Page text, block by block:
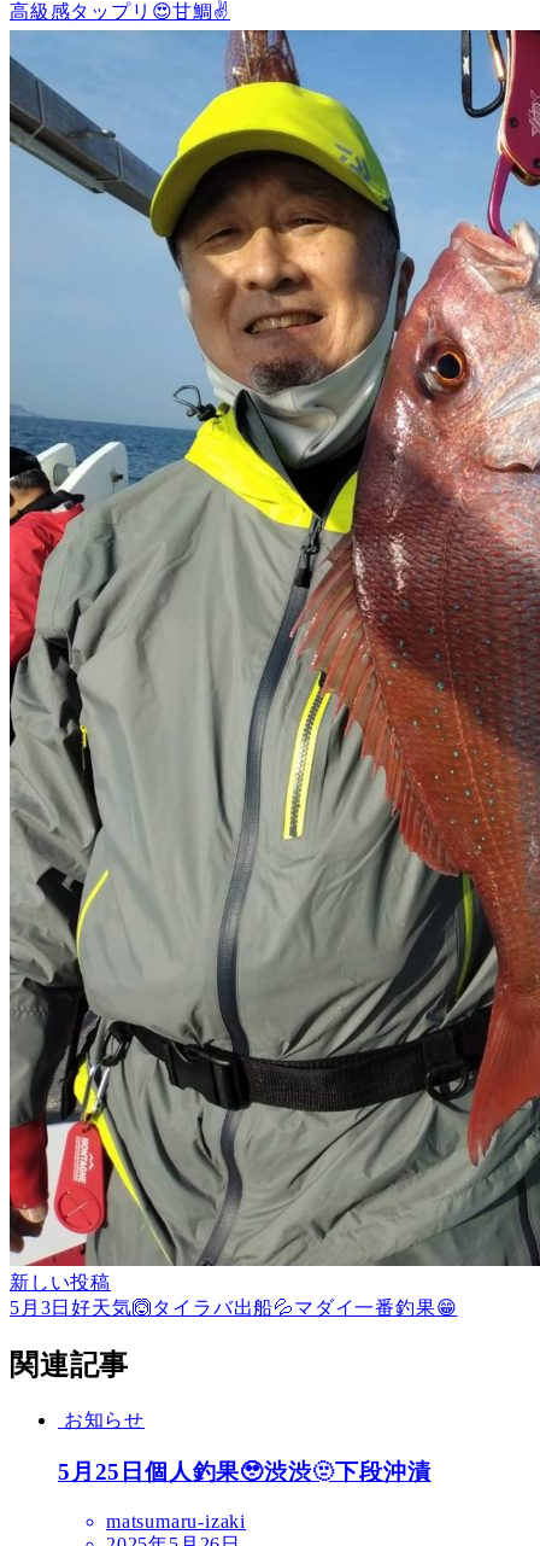
高級感タップリ😍甘鯛✌️
新しい投稿
5月3日好天気🙆タイラバ出船💦マダイ一番釣果😁
関連記事
お知らせ
5月25日個人釣果🥹渋渋🫥下段沖漬
matsumaru-izaki